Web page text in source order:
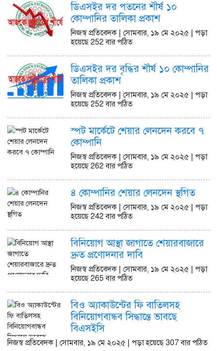
ডিএসইর দর পতনের শীর্ষ ১০
কোম্পানির তালিকা প্রকাশ
নিজস্ব প্রতিবেদক | সোমবার, ১৯ মে ২০২৫ | পড়া
হয়েছে 252 বার পঠিত
ডিএসইর দর বৃদ্ধির শীর্ষ ১০ কোম্পানির
তালিকা প্রকাশ
নিজস্ব প্রতিবেদক | সোমবার, ১৯ মে ২০২৫ | পড়া
হয়েছে 252 বার পঠিত
স্পট মার্কেটে শেয়ার লেনদেন করবে ৭
কোম্পানি
নিজস্ব প্রতিবেদক | সোমবার, ১৯ মে ২০২৫ | পড়া
হয়েছে 262 বার পঠিত
৪ কোম্পানির শেয়ার লেনদেন স্থগিত
নিজস্ব প্রতিবেদক | সোমবার, ১৯ মে ২০২৫ | পড়া
হয়েছে 242 বার পঠিত
বিনিয়োগ আস্থা জাগাতে শেয়ারবাজারে
দ্রুত প্রণোদনার দাবি
নিজস্ব প্রতিবেদক | সোমবার, ১৯ মে ২০২৫ | পড়া
হয়েছে 265 বার পঠিত
বিও অ্যাকাউন্টের ফি বাতিলসহ
বিনিয়োগবান্ধব সিদ্ধান্তে ভাবছে
বিএসইসি
নিজস্ব প্রতিবেদক | সোমবার, ১৯ মে ২০২৫ | পড়া হয়েছে 307 বার পঠিত